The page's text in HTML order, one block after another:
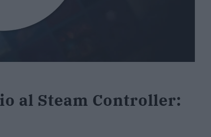
al Steam Controller: